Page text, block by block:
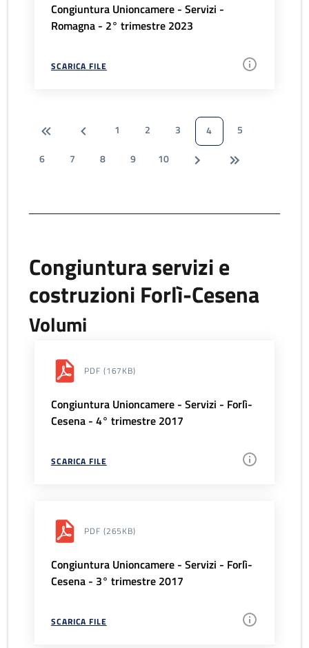
Congiuntura Unioncamere - Servizi -
Romagna - 2° trimestre 2023
SCARICA FILE
1 2 3 4
5
6
7 8 9 10
Congiuntura servizi e
costruzioni Forlì-Cesena
Volumi
PDF (167KB)
Congiuntura Unioncamere - Servizi - Forlì-
Cesena - 4° trimestre 2017
SCARICA FILE
PDF (265KB)
Congiuntura Unioncamere - Servizi - Forlì-
Cesena - 3° trimestre 2017
SCARICA FILE